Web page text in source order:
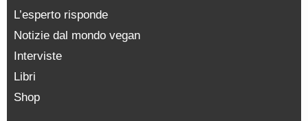
L’esperto risponde
Notizie dal mondo vegan
Interviste
Libri
Shop